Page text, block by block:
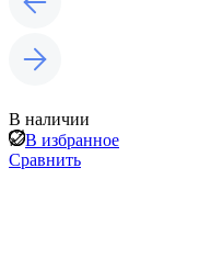
В наличии
В избранное
Сравнить